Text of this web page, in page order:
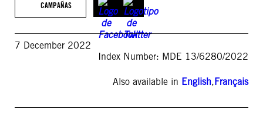
CAMPAÑAS
7 December 2022
Index Number: MDE 13/6280/2022
Also available in English,Français